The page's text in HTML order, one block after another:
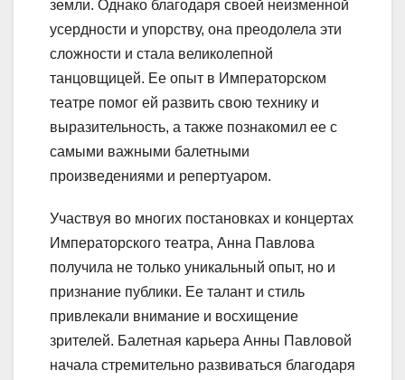
земли. Однако благодаря своей неизменной
усердности и упорству, она преодолела эти
сложности и стала великолепной
танцовщицей. Ее опыт в Императорском
театре помог ей развить свою технику и
выразительность, а также познакомил ее с
самыми важными балетными
произведениями и репертуаром.
Участвуя во многих постановках и концертах
Императорского театра, Анна Павлова
получила не только уникальный опыт, но и
признание публики. Ее талант и стиль
привлекали внимание и восхищение
зрителей. Балетная карьера Анны Павловой
начала стремительно развиваться благодаря